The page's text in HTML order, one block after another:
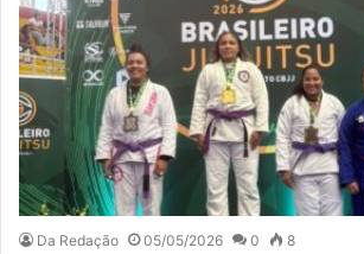
Da Redação 05/05/2026 0 8